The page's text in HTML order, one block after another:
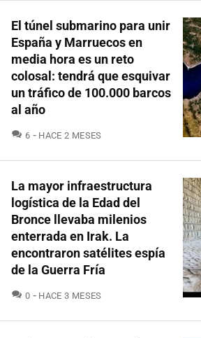
El túnel submarino para unir
España y Marruecos en
media hora es un reto
colosal: tendrá que esquivar
un tráfico de 100.000 barcos
al año
6 COMENTARIOS
HACE 2 MESES
La mayor infraestructura
logística de la Edad del
Bronce llevaba milenios
enterrada en Irak. La
encontraron satélites espía
de la Guerra Fría
0 COMENTARIOS
HACE 3 MESES